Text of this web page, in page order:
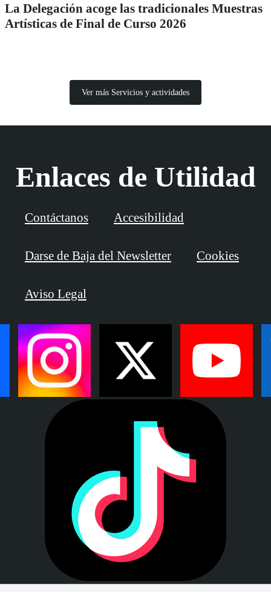
La Delegación acoge las tradicionales Muestras
Artísticas de Final de Curso 2026
Ver más Servicios y actividades
Enlaces de Utilidad
Contáctanos Accesibilidad
Darse de Baja del Newsletter Cookies
Aviso Legal